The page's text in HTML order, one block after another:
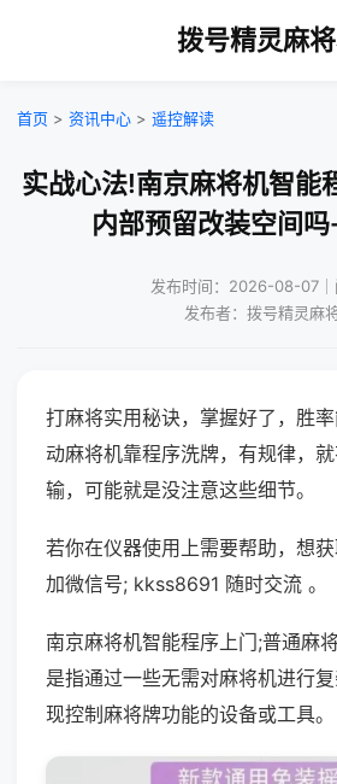
拨号精灵麻
首页 > 资讯中心 > 遥控解读
实战心法!南京麻将机智能
内部预留改装空间
发布时间：2026-08-07｜
发布者：拨号精灵麻
打麻将实用秘诀，掌握好了，胜
动麻将机靠程序洗牌，有规律，
输，可能就是没注意这些细节。
若你在仪器使用上需要帮助，想
加微信号; kkss8691 随时交流 。
南京麻将机智能程序上门;普通麻
是指通过一些无需对麻将机进行
现控制麻将牌功能的设备或工具。